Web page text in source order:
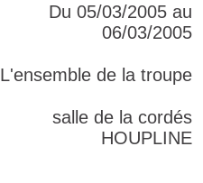
Du 05/03/2005 au
06/03/2005
L'ensemble de la troupe
salle de la cordés
HOUPLINE